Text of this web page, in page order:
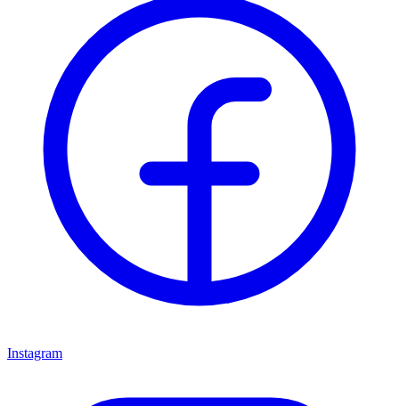
Instagram